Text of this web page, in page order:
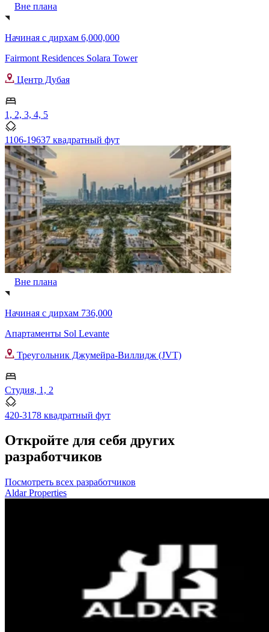
Вне плана
Начиная с дирхам 6,000,000
Fairmont Residences Solara Tower
Центр Дубая
1, 2, 3, 4, 5
1106-19637 квадратный фут
Вне плана
Начиная с дирхам 736,000
Апартаменты Sol Levante
Треугольник Джумейра-Виллидж (JVT)
Студия, 1, 2
420-3178 квадратный фут
Откройте для себя других
разработчиков
Посмотреть всех разработчиков
Aldar Properties